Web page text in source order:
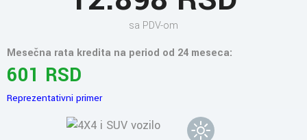
sa PDV-om
Mesečna rata kredita na period od 24 meseca:
601 RSD
Reprezentativni primer